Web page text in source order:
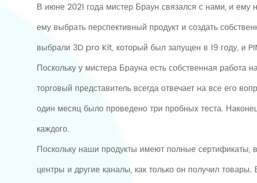
В июне 2021 года мистер Браун связался с нами, и
ему выбрать перспективный продукт и создать
выбрали 3D pro Kit, который был запущен в 19 году, и
Поскольку у мистера Брауна есть собственная
торговый представитель всегда отвечает на все его
один месяц было проведено три пробных теста.
каждого.
Поскольку наши продукты имеют полные сертификаты,
центры и другие каналы, как только он получил